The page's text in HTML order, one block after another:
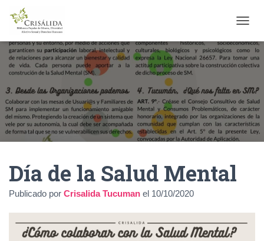
A
M
B
A
M
O
D
O
Día de la Salud Mental
Publicado por Crisalida Tucuman el 10/10/2020